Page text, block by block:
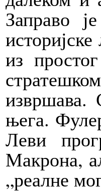
Заправо
из
извршава.
њега.
Леви
Макрона,
„реалне